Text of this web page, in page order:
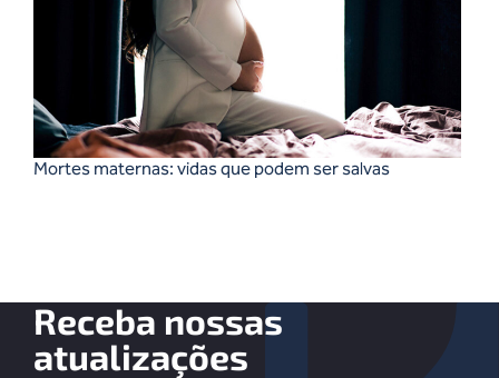
Mortes maternas: vidas que podem ser salvas
Receba nossas
atualizações